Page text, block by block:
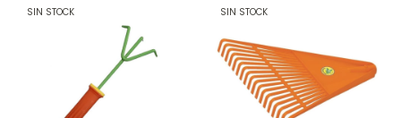
SIN STOCK SIN STOCK